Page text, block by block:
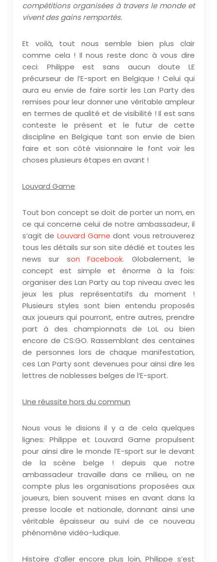
compétitions organisées à travers le monde et
vivent des gains remportés.
Et voilà, tout nous semble bien plus clair
comme cela ! Il nous reste donc à vous dire
ceci: Philippe est sans aucun doute LE
précurseur de l’E-sport en Belgique ! Celui qui
aura eu envie de faire sortir les Lan Party des
remises pour leur donner une véritable ampleur
en termes de qualité et de visibilité ! Il est sans
conteste le présent et le futur de cette
discipline en Belgique tant son envie de bien
faire et son côté visionnaire le font voir les
choses plusieurs étapes en avant !
Louvard Game
Tout bon concept se doit de porter un nom, en
ce qui concerne celui de notre ambassadeur, il
s’agit de Louvard Game dont vous retrouverez
tous les détails sur son site dédié et toutes les
news sur son Facebook. Globalement, le
concept est simple et énorme à la fois:
organiser des Lan Party au top niveau avec les
jeux les plus représentatifs du moment !
Plusieurs styles sont bien entendu proposés
aux joueurs qui pourront, entre autres, prendre
part à des championnats de LoL ou bien
encore de CS:GO. Rassemblant des centaines
de personnes lors de chaque manifestation,
ces Lan Party sont devenues pour ainsi dire les
lettres de noblesses belges de l’E-sport.
Une réussite hors du commun
Nous vous le disions il y a de cela quelques
lignes: Philippe et Louvard Game propulsent
pour ainsi dire le monde l’E-sport sur le devant
de la scène belge ! depuis que notre
ambassadeur travaille dans ce milieu, on ne
compte plus les organisations proposées aux
joueurs, bien souvent mises en avant dans la
presse locale et nationale, donnant ainsi une
véritable épaisseur au suivi de ce nouveau
phénomène vidéo-ludique.
Histoire d’aller encore plus loin, Philippe s’est